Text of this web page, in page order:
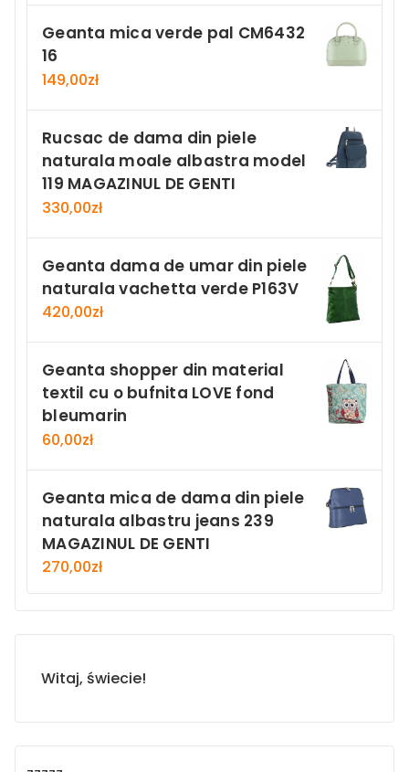
Geanta mica verde pal CM6432
16
149,00zł
Rucsac de dama din piele
naturala moale albastra model
119 MAGAZINUL DE GENTI
330,00zł
Geanta dama de umar din piele
naturala vachetta verde P163V
420,00zł
Geanta shopper din material
textil cu o bufnita LOVE fond
bleumarin
60,00zł
Geanta mica de dama din piele
naturala albastru jeans 239
MAGAZINUL DE GENTI
270,00zł
Witaj, świecie!